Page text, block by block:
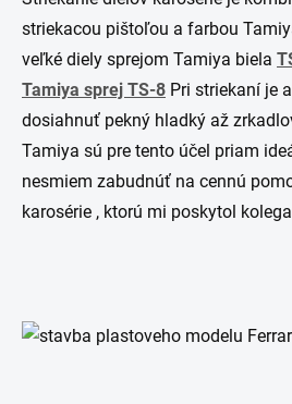
striekacou pištoľou a farbou
veľké diely sprejom Tamiya biela
Tamiya sprej TS-8 Pri striekaní je
dosiahnuť pekný hladký až
Tamiya sú pre tento účel priam
nesmiem zabudnúť na cennú
karosérie , ktorú mi poskytol